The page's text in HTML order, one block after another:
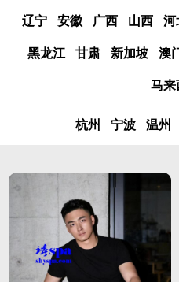
辽宁 安徽 广西 山西 河
黑龙江 甘肃 新加坡 澳
马来
杭州 宁波 温州